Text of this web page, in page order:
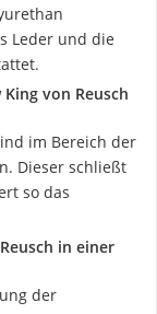
Leder und die
von Reusch
im Bereich der
Dieser schließt
so das
in einer
der